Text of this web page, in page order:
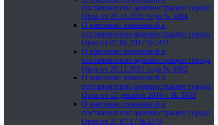
постановление администрации города
Орла от 29.11.2021 года № 5084
О внесении изменений в
постановление администрации города
Орла от 07.06.2017 №2411
О внесении изменений в
постановление администрации города
Орла от 29.11.2021 года № 5082
О внесении изменений в
постановление администрации города
Орла от 12 декабря 2016 г. № 5658
О внесении изменений в
постановление администрации города
Орла от 21.07.17 №3274